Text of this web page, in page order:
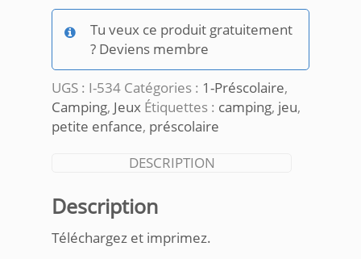
se
rendre
la
chute
Tu veux ce produit gratuitement
? Deviens membre
UGS : I-534 Catégories : 1-Préscolaire,
Camping, Jeux Étiquettes : camping, jeu,
petite enfance, préscolaire
DESCRIPTION
Description
Téléchargez et imprimez.